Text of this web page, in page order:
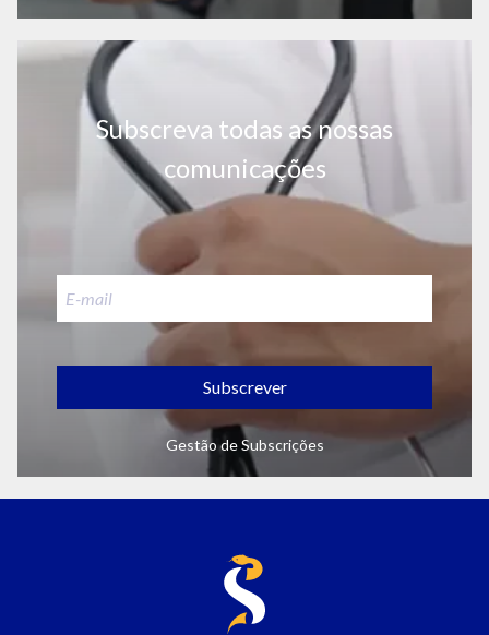
Subscreva todas as nossas
comunicações
Subscrever
Gestão de Subscrições